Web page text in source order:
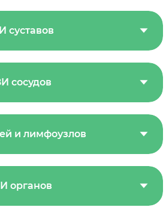
суставов
сосудов
и лимфоузлов
органов